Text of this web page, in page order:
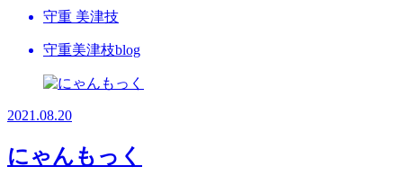
守重 美津技
守重美津枝blog
2021.08.20
にゃんもっく